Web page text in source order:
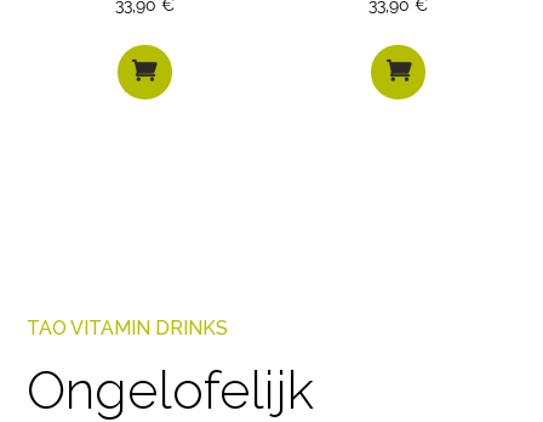
33,90 €

33,90€

TAO VITAMIN DRINKS
Ongelofelijk